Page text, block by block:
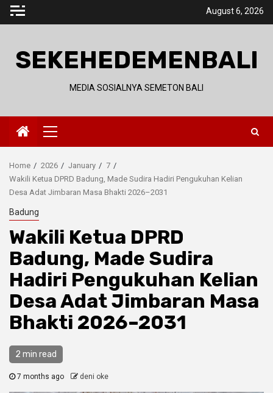
Skip
August 6, 2026
SEKEHEDEMENBALI
MEDIA SOSIALNYA SEMETON BALI
Primary
Menu
Home 2026 January
7
Wakili Ketua DPRD Badung, Made Sudira Hadiri Pengukuhan Kelian
Desa Adat Jimbaran Masa Bhakti 2026–2031
Badung
Wakili Ketua DPRD
Badung, Made Sudira
Hadiri Pengukuhan Kelian
Desa Adat Jimbaran Masa
Bhakti 2026–2031
2 min read
7 months ago deni oke